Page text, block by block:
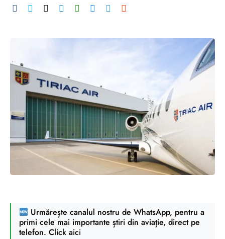
Urmărește canalul nostru de WhatsApp, pentru a
primi cele mai importante știri din aviație, direct pe
telefon. Click aici